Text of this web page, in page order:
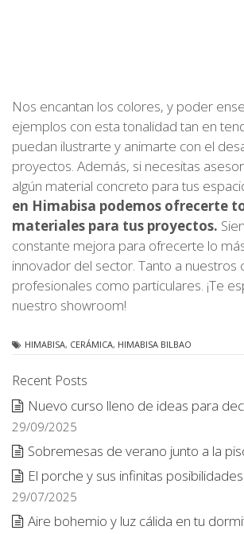
Nos encantan los colores, y poder
ejemplos con esta tonalidad tan en
puedan ilustrarte y animarte con el
proyectos. Además, si necesitas
algún material concreto para tus
en Himabisa podemos ofrecerte
materiales para tus proyectos.
constante mejora para ofrecerte lo
innovador del sector. Tanto a nuestros
profesionales como particulares. ¡Te
nuestro showroom!
HIMABISA, CERÁMICA, HIMABISA BILBAO
Recent Posts
Nuevo curso lleno de ideas para
29/09/2025
Sobremesas de verano junto a la
El porche y sus infinitas
29/07/2025
Aire bohemio y luz cálida en tu